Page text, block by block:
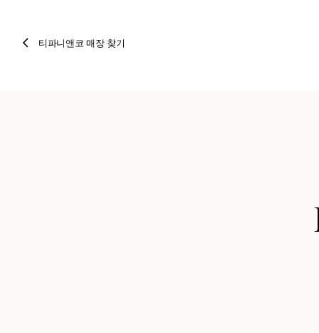
티파니앤코 매장 찾기